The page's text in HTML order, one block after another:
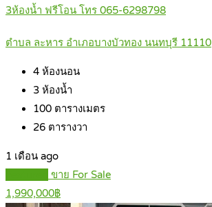
3ห้องน้ำ ฟรีโอน โทร 065-6298798
ตำบล ละหาร อำเภอบางบัวทอง นนทบุรี 11110
4 ห้องนอน
3 ห้องน้ำ
100 ตารางเมตร
26 ตารางวา
1 เดือน ago
ขาย For Sale
1,990,000฿